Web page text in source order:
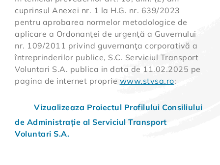
cuprinsul Anexei nr. 1 la H.G. nr. 639/2023
pentru aprobarea normelor metodologice de
aplicare a Ordonanţei de urgenţă a Guvernului
nr. 109/2011 privind guvernanţa corporativă a
întreprinderilor publice, S.C. Serviciul Transport
Voluntari S.A. publica in data de 11.02.2025 pe
pagina de internet proprie www.stvsa.ro:
Vizualizeaza Proiectul Profilului Consiliului
de Administrație al Serviciul Transport
Voluntari S.A.